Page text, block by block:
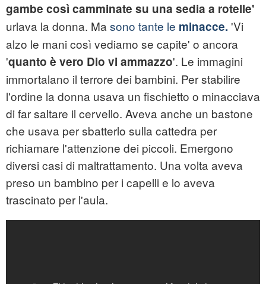
gambe così camminate su una sedia a rotelle'
urlava la donna. Ma sono tante le minacce. 'Vi
alzo le mani così vediamo se capite' o ancora
'quanto è vero Dio vi ammazzo'. Le immagini
immortalano il terrore dei bambini. Per stabilire
l'ordine la donna usava un fischietto o minacciava
di far saltare il cervello. Aveva anche un bastone
che usava per sbatterlo sulla cattedra per
richiamare l'attenzione dei piccoli. Emergono
diversi casi di maltrattamento. Una volta aveva
preso un bambino per i capelli e lo aveva
trascinato per l'aula.